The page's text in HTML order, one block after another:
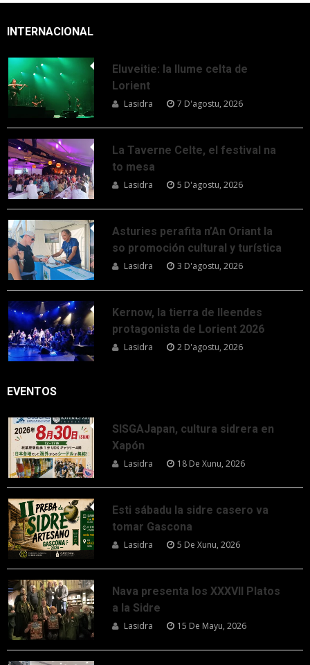
INTERNACIONAL
Eluveitie: la llume celta de
Lorient
Lasidra 7 D'agostu, 2026
La Taverne Celte, el festival na
to mesa
Lasidra 5 D'agostu, 2026
Asturies perafita n’An Oriant la
so promoción cultural y turística
Lasidra 3 D'agostu, 2026
Kernow, la tierra de lleendes
protagonista de Lorient 2026
Lasidra 2 D'agostu, 2026
EVENTOS
SISGAJapan, cultura sidrera en
Xapón
Lasidra 18 De Xunu, 2026
Esti sábadu la sidre casero va
tomar Gascona
Lasidra 5 De Xunu, 2026
Nava presenta los XXXVII Platos
a la Sidre
Lasidra 15 De Mayu, 2026